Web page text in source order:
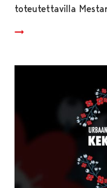
toteutettavilla